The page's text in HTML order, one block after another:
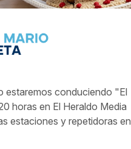
estaremos conduciendo "El
horas en El Heraldo Media
estaciones y repetidoras en